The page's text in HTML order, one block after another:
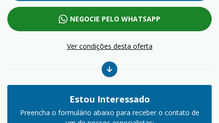
NEGOCIE PELO WHATSAPP
Ver condições desta oferta
Estou Interessado
Preencha o formulário abaixo para receber o contato de